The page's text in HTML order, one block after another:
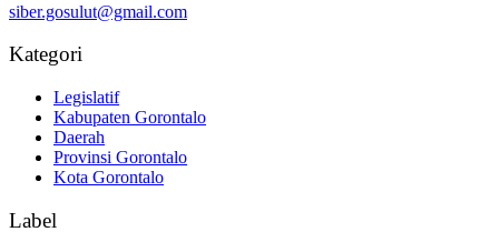
siber.gosulut@gmail.com
Kategori
Legislatif
Kabupaten Gorontalo
Daerah
Provinsi Gorontalo
Kota Gorontalo
Label